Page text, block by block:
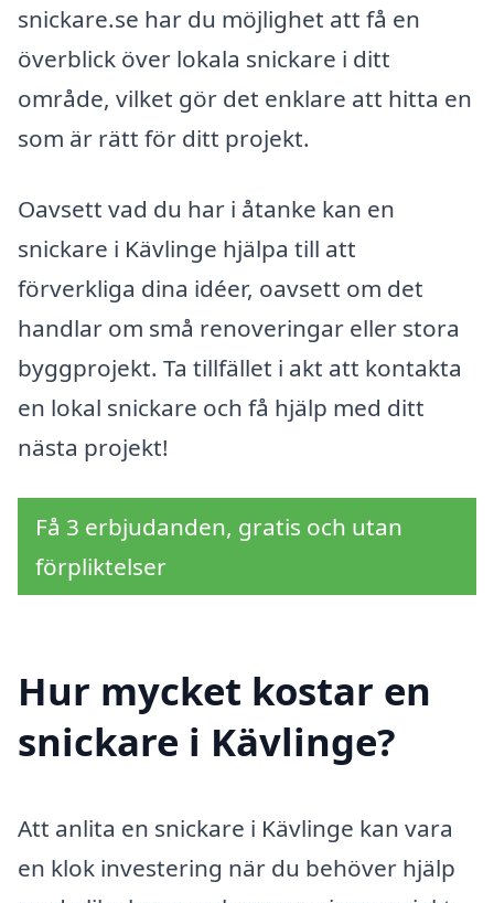
snickare.se har du möjlighet att få en
överblick över lokala snickare i ditt
område, vilket gör det enklare att hitta en
som är rätt för ditt projekt.
Oavsett vad du har i åtanke kan en
snickare i Kävlinge hjälpa till att
förverkliga dina idéer, oavsett om det
handlar om små renoveringar eller stora
byggprojekt. Ta tillfället i akt att kontakta
en lokal snickare och få hjälp med ditt
nästa projekt!
Få 3 erbjudanden, gratis och utan
förpliktelser
Hur mycket kostar en
snickare i Kävlinge?
Att anlita en snickare i Kävlinge kan vara
en klok investering när du behöver hjälp